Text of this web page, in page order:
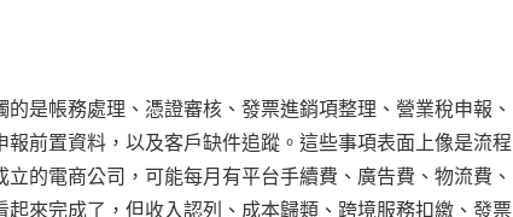
是帳務處理、憑證審核、發票進銷項整理、營業稅申報、
前置資料，以及客戶缺件追蹤。這些事項表面上像是流程
的電商公司，可能每月有平台手續費、廣告費、物流費、
來完成了，但收入認列、成本歸類、跨境服務扣繳、發票